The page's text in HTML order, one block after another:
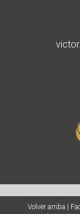
Volver arriba